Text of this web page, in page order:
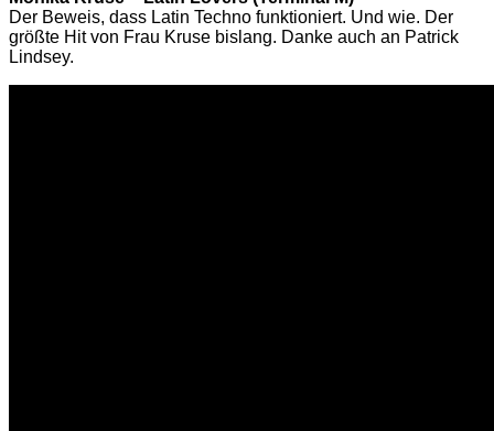
Der Beweis, dass Latin Techno funktioniert. Und wie. Der
größte Hit von Frau Kruse bislang. Danke auch an Patrick
Lindsey.